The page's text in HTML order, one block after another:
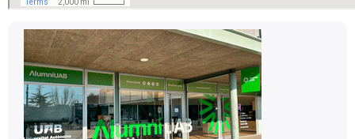
Informació
complementària
Contacte